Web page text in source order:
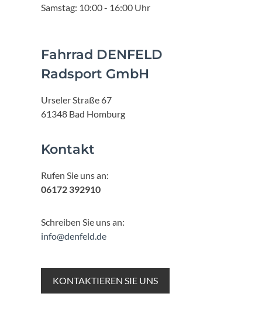
Samstag: 10:00 - 16:00 Uhr
Fahrrad DENFELD
Radsport GmbH
Urseler Straße 67
61348 Bad Homburg
Kontakt
Rufen Sie uns an:
06172 392910
Schreiben Sie uns an:
info@denfeld.de
KONTAKTIEREN SIE UNS